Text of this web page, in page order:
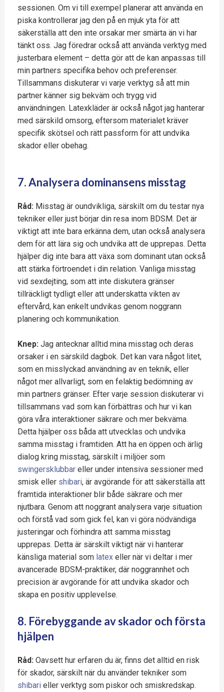
sessionen. Om vi till exempel planerar att använda en
piska kontrollerar jag den på en mjuk yta för att
säkerställa att den inte orsakar mer smärta än vi har
tänkt oss. Jag föredrar också att använda verktyg med
justerbara element – detta gör att de kan anpassas till
min partners specifika behov och preferenser.
Tillsammans diskuterar vi varje verktyg så att min
partner känner sig bekväm och trygg vid
användningen. Latexkläder är också något jag hanterar
med särskild omsorg, eftersom materialet kräver
specifik skötsel och rätt passform för att undvika
skador eller obehag.
7. Analysera dominansens misstag
Råd: Misstag är oundvikliga, särskilt om du testar nya
tekniker eller just börjar din resa inom BDSM. Det är
viktigt att inte bara erkänna dem, utan också analysera
dem för att lära sig och undvika att de upprepas. Detta
hjälper dig inte bara att växa som dominant utan också
att stärka förtroendet i din relation. Vanliga misstag
vid sexdejting, som att inte diskutera gränser
tillräckligt tydligt eller att underskatta vikten av
eftervård, kan enkelt undvikas genom noggrann
planering och kommunikation.
Knep:Jag antecknar alltid mina misstag och deras
orsaker i en särskild dagbok. Det kan vara något litet,
som en misslyckad användning av en teknik, eller
något mer allvarligt, som en felaktig bedömning av
min partners gränser. Efter varje session diskuterar vi
tillsammans vad som kan förbättras och hur vi kan
göra våra interaktioner säkrare och mer bekväma.
Detta hjälper oss båda att utvecklas och undvika
samma misstag i framtiden. Att ha en öppen och ärlig
dialog kring misstag, särskilt i miljöer som
swingersklubbareller under intensiva sessioner med
smisk eller shibari, är avgörande för att säkerställa att
framtida interaktioner blir både säkrare och mer
njutbara. Genom att noggrant analysera varje situation
och förstå vad som gick fel, kan vi göra nödvändiga
justeringar och förhindra att samma misstag
upprepas. Detta är särskilt viktigt när vi hanterar
känsliga material som latexeller när vi deltar i mer
avancerade BDSM-praktiker, där noggrannhet och
precision är avgörande för att undvika skador och
skapa en positiv upplevelse.
8. Förebyggande av skador och första
hjälpen
Råd: Oavsett hur erfaren du är, finns det alltid en risk
för skador, särskilt när du använder tekniker som
shibarieller verktyg som piskor och smiskredskap.